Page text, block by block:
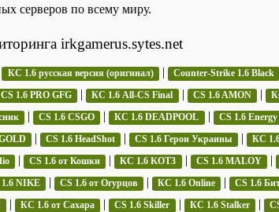
серверов по всему миру.
irkgamerus.sytes.net
КС 1.6 русская версия (оригинал) | Counter-Strike 1.6 Black
CS 1.6 PRO GFG | КС 1.6 All-CS Final | CS 1.6 AMON |
| CS 1.6 CSGO | КС 1.6 DEADPOOL | CS 1.6 Energy
| CS 1.6 HeadShot | CS 1.6 Герои Украины | КС
| CS 1.6 от Кошки | КС 1.6 KOT3 | CS 1.6 MALOY |
NIKE | CS 1.6 от Огурцов | КС 1.6 Online | CS 1.6
| КС 1.6 от Сахара | CS 1.6 Skiller | КС 1.6 Stalker |